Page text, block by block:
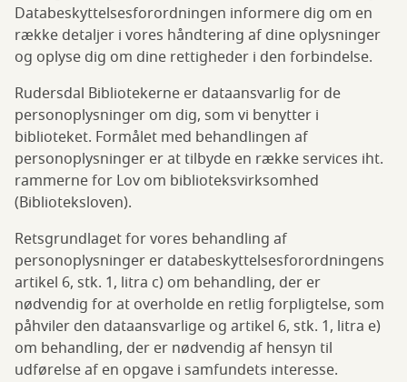
Databeskyttelsesforordningen informere dig om en
række detaljer i vores håndtering af dine oplysninger
og oplyse dig om dine rettigheder i den forbindelse.
Rudersdal Bibliotekerne er dataansvarlig for de
personoplysninger om dig, som vi benytter i
biblioteket. Formålet med behandlingen af
personoplysninger er at tilbyde en række services iht.
rammerne for Lov om biblioteksvirksomhed
(Biblioteksloven).
Retsgrundlaget for vores behandling af
personoplysninger er databeskyttelsesforordningens
artikel 6, stk. 1, litra c) om behandling, der er
nødvendig for at overholde en retlig forpligtelse, som
påhviler den dataansvarlige og artikel 6, stk. 1, litra e)
om behandling, der er nødvendig af hensyn til
udførelse af en opgave i samfundets interesse.